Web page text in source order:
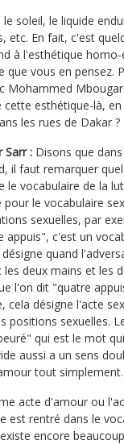
soleil, le liquide
etc. En fait, c'est
à l'esthétique
que vous en pensez.
Mohammed
cette esthétique-là,
les rues de Dakar ?
Sarr : Disons que
il faut remarquer
le vocabulaire de la
le vocabulaire
sexuelles, par
appuis", c'est un
quand
deux mains et les
l'on dit "quatre
cela désigne l'acte
positions sexuelles.
qui est le mot
aussi a un sens
tout simplement.
acte d'amour ou
est rentré dans le
encore